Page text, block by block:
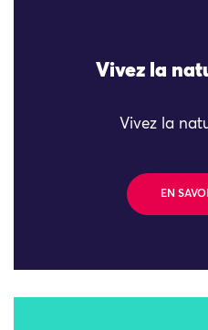
Vivez la
Vivez la
EN